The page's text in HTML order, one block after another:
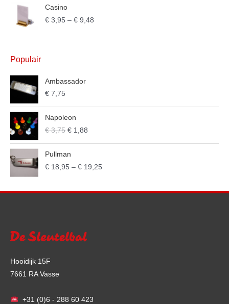
Casino
€ 3,95 –€ 9,48
Populair
Ambassador
€ 7,75
Napoleon
€3,75 € 1,88
Pullman
€ 18,95 –€ 19,25
Hooidijk 15F
7661 RA Vasse
+31 (0)6 - 288 60 423